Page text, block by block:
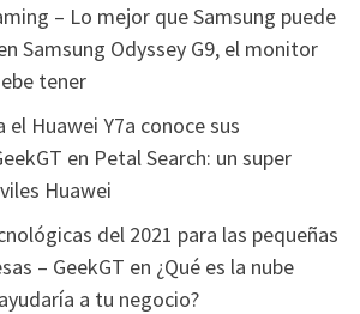
– Lo mejor que Samsung puede
Samsung Odyssey G9, el monitor
tener
el Huawei Y7a conoce sus
en Petal Search: un super
Huawei
del 2021 para las pequeñas
– GeekGT en ¿Qué es la nube
a tu negocio?